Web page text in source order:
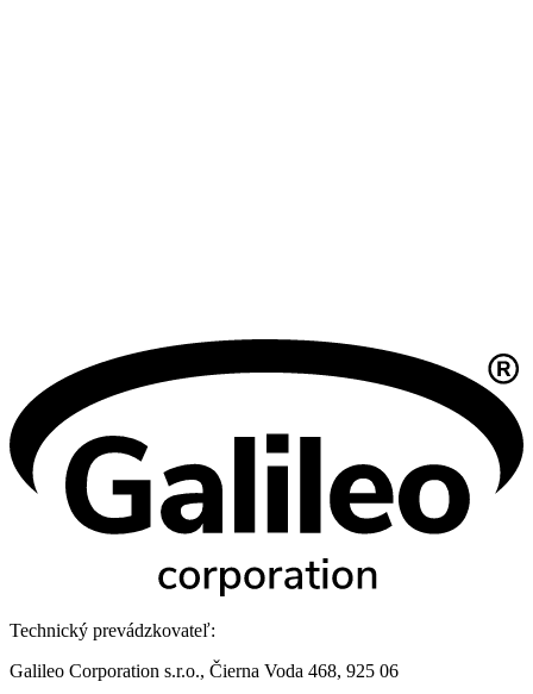
Technický prevádzkovateľ:
Galileo Corporation s.r.o., Čierna Voda 468, 925 06